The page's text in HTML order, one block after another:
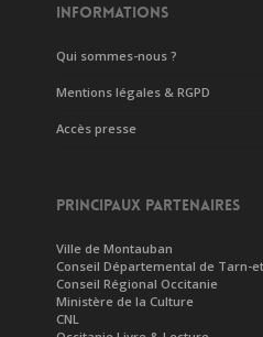
INFORMATIONS
Qui sommes-nous ?
Mentions légales & RGPD
Accès presse
PRINCIPAUX PARTENAIRES
Ville de Montauban
Conseil Départemental de Tarn-
Conseil Régional Occitanie
Ministère de la Culture
CNL